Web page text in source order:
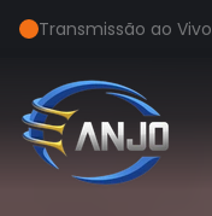
Transmissão ao Vivo